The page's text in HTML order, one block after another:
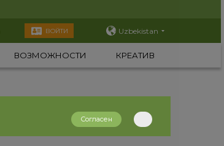
ВОЙТИ Uzbekistan
ВОЗМОЖНОСТИ КРЕАТИВ
Согласен